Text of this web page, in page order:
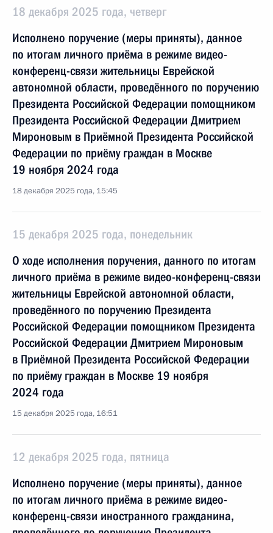
18 декабря 2025 года, четверг
Исполнено поручение (меры приняты), данное
по итогам личного приёма в режиме видео-
конференц-связи жительницы Еврейской
автономной области, проведённого по поручению
Президента Российской Федерации помощником
Президента Российской Федерации Дмитрием
Мироновым в Приёмной Президента Российской
Федерации по приёму граждан в Москве
19 ноября 2024 года
18 декабря 2025 года, 15:45
15 декабря 2025 года, понедельник
О ходе исполнения поручения, данного по итогам
личного приёма в режиме видео-конференц-связи
жительницы Еврейской автономной области,
проведённого по поручению Президента
Российской Федерации помощником Президента
Российской Федерации Дмитрием Мироновым
в Приёмной Президента Российской Федерации
по приёму граждан в Москве 19 ноября
2024 года
15 декабря 2025 года, 16:51
12 декабря 2025 года, пятница
Исполнено поручение (меры приняты), данное
по итогам личного приёма в режиме видео-
конференц-связи иностранного гражданина,